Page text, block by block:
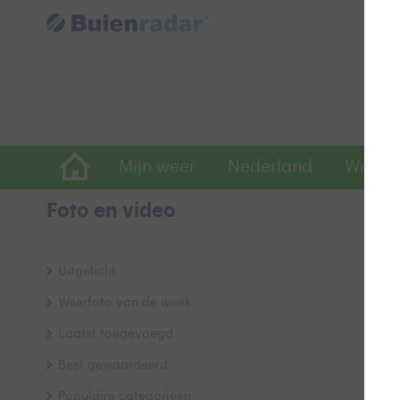
Mijn weer Nederland
Foto en video
Uitgelicht
Weerfoto van de week
Laatst toegevoegd
Best gewaardeerd
Populaire categorieën